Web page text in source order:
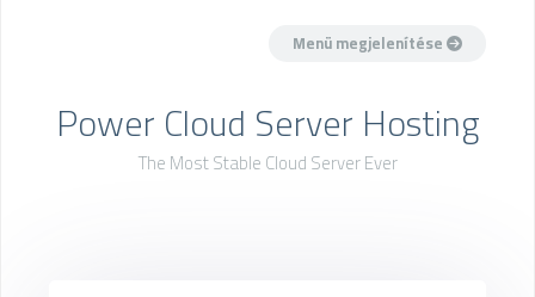
Power Cloud Server Hosting
The Most Stable Cloud Server Ever